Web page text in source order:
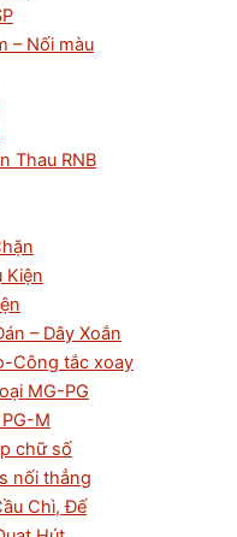
– Nối màu
Thau RNB
Kiện
– Dây Xoắn
Công tắc xoay
MG-PG
M
chữ số
nối thẳng
Chì, Đế